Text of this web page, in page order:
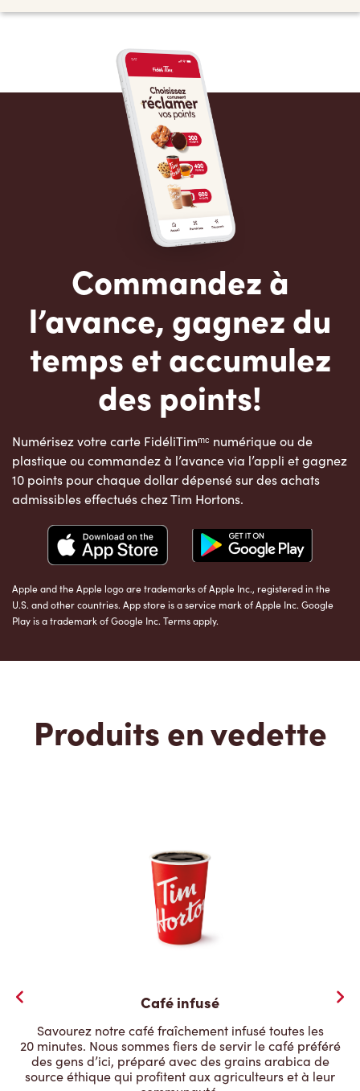
Commandez à
l’avance, gagnez du
temps et accumulez
des points!
Numérisez votre carte FidéliTimᵐᶜ numérique ou de
plastique ou commandez à l’avance via l’appli et gagnez
10 points pour chaque dollar dépensé sur des achats
admissibles effectués chez Tim Hortons.
Apple and the Apple logo are trademarks of Apple Inc., registered in the
U.S. and other countries. App store is a service mark of Apple Inc. Google
Play is a trademark of Google Inc. Terms apply.
Produits en vedette
Café infusé
Savourez notre café fraîchement infusé toutes les
20 minutes. Nous sommes fiers de servir le café préféré
des gens d’ici, préparé avec des grains arabica de
source éthique qui profitent aux agriculteurs et à leur